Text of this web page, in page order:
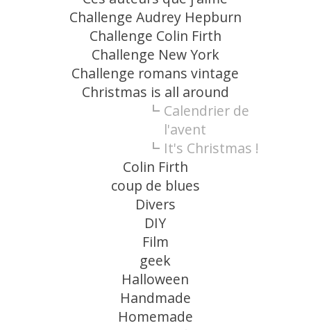
Challenge Audrey Hepburn
Challenge Colin Firth
Challenge New York
Challenge romans vintage
Christmas is all around
Calendrier de
l'avent
It's Christmas !
Colin Firth
coup de blues
Divers
DIY
Film
geek
Halloween
Handmade
Homemade